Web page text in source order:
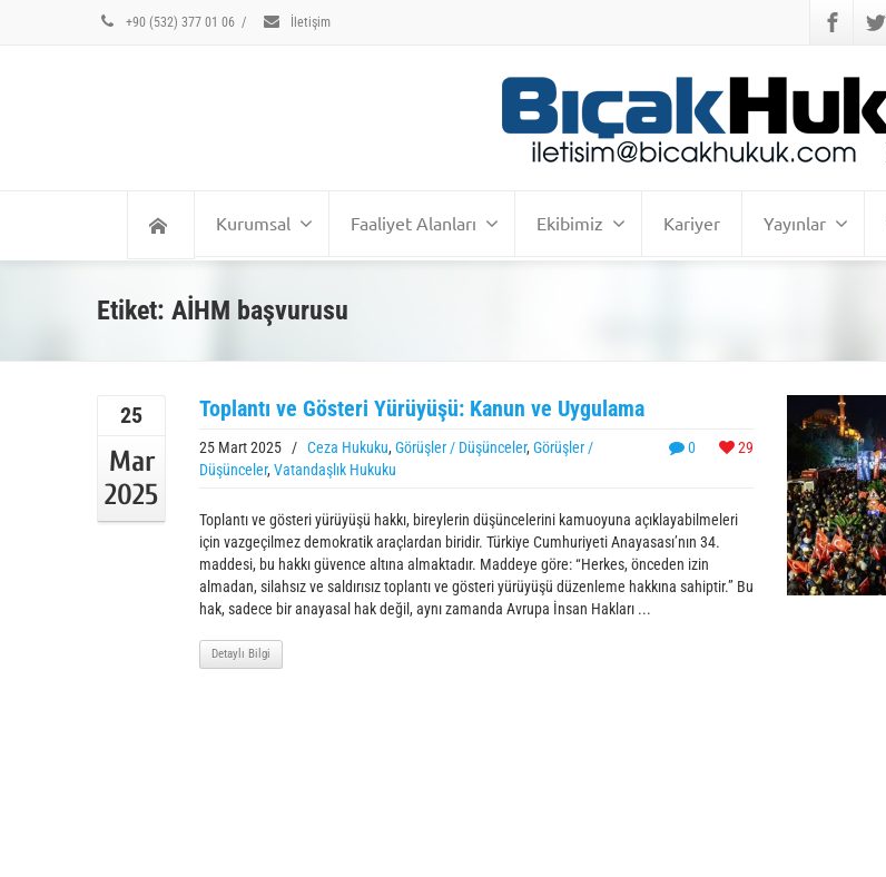
+90 (532) 377 01 06 / İletişim
Kurumsal Faaliyet Alanları Ekibimiz Kariyer Yayınlar
Etiket: AİHM başvurusu
25
Mar
2025
Toplantı ve Gösteri Yürüyüşü: Kanun ve Uygulama
0 29
25 Mart 2025 / Ceza Hukuku, Görüşler / Düşünceler, Görüşler /
Düşünceler, Vatandaşlık Hukuku
Toplantı ve gösteri yürüyüşü hakkı, bireylerin düşüncelerini kamuoyuna açıklayabilmeleri
için vazgeçilmez demokratik araçlardan biridir. Türkiye Cumhuriyeti Anayasası’nın 34.
maddesi, bu hakkı güvence altına almaktadır. Maddeye göre: “Herkes, önceden izin
almadan, silahsız ve saldırısız toplantı ve gösteri yürüyüşü düzenleme hakkına sahiptir.” Bu
hak, sadece bir anayasal hak değil, aynı zamanda Avrupa İnsan Hakları ...
Detaylı Bilgi